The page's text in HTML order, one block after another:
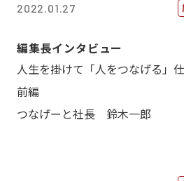
2022.01.27
編集長インタビュー
人生を掛けて「人をつなげる」
前編
つなげーと社長 鈴木一郎